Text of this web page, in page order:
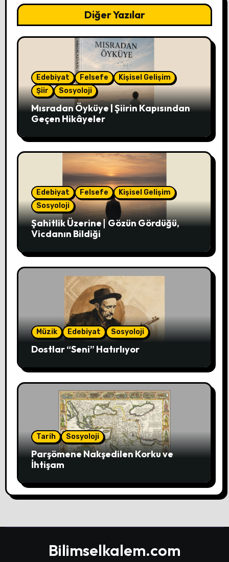
Diğer Yazılar
Edebiyat Felsefe
Kişisel Gelişim
Şiir
Sosyoloji
Mısradan Öyküye | Şiirin Kapısından
Geçen Hikâyeler
Edebiyat Felsefe
Kişisel Gelişim
Sosyoloji
Şahitlik Üzerine∣ Gözün Gördüğü,
Vicdanın Bildiği
Müzik Edebiyat Sosyoloji
Dostlar “Seni” Hatırlıyor
Tarih Sosyoloji
Parşömene Nakşedilen Korku ve
İhtişam
Bilimselkalem.com